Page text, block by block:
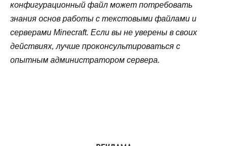
конфигурационный файл может потребовать
знания основ работы с текстовыми файлами и
серверами Minecraft. Если вы не уверены в своих
действиях, лучше проконсультироваться с
опытным администратором сервера.